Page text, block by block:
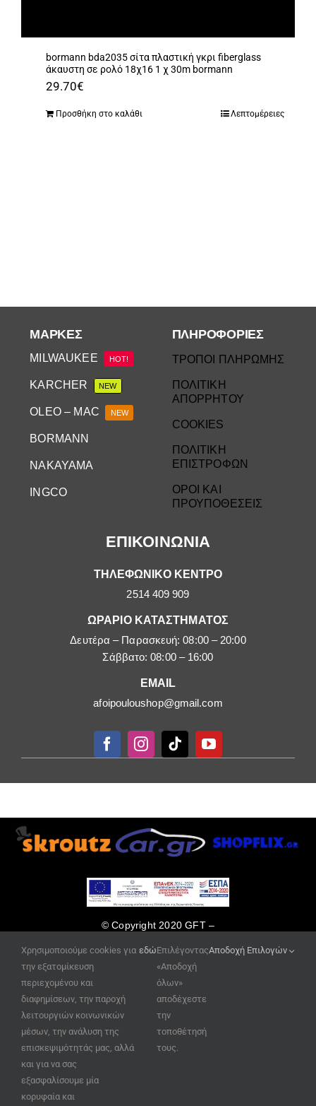
bormann bda2035 σίτα πλαστική γκρι fiberglass
άκαυστη σε ρολό 18χ16 1 χ 30m bormann
29.70€
Προσθήκη στο καλάθι Λεπτομέρειες
ΕΠΙΚΟΙΝΩΝΙΑ
ΤΗΛΕΦΩΝΙΚΟ ΚΕΝΤΡΟ
2514 409 909
ΩΡΑΡΙΟ ΚΑΤΑΣΤΗΜΑΤΟΣ
Δευτέρα – Παρασκευή: 08:00 – 20:00
Σάββατο: 08:00 – 16:00
EMAIL
afoipouloushop@gmail.com
ΜΆΡΚΕΣ
MILWAUKEE HOT!
KARCHER NEW
OLEO – MAC NEW
BORMANN
NAKAYAMA
INGCO
ΠΛΗΡΟΦΟΡΙΕΣ
ΤΡΟΠΟΙ ΠΛΗΡΩΜΗΣ
ΠΟΛΙΤΙΚΗ
ΑΠΟΡΡΗΤΟΥ
COOKIES
ΠΟΛΙΤΙΚΗ
ΕΠΙΣΤΡΟΦΩΝ
ΟΡΟΙ ΚΑΙ
ΠΡΟΥΠΟΘΕΣΕΙΣ
© Copyright 2020 GFT –
www.site-eshop.gr
Χρησιμοποιούμε cookies για
την εξατομίκευση
περιεχομένου και
διαφημίσεων, την παροχή
λειτουργιών κοινωνικών
μέσων, την ανάλυση της
επισκεψιμότητάς μας, αλλά
και για να σας
εξασφαλίσουμε μία
κορυφαία και
εδώΕπιλέγοντας
«Αποδοχή
όλων»
αποδέχεστε
την
τοποθέτησή
τους.
Αποδοχή Επιλογών